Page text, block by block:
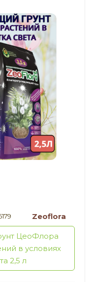
Zeoflora
ЦеоФлора
в условиях
2,5 л